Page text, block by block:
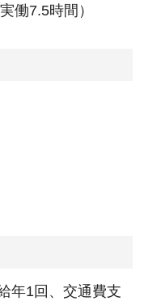
働7.5時間）
年1回、交通費支